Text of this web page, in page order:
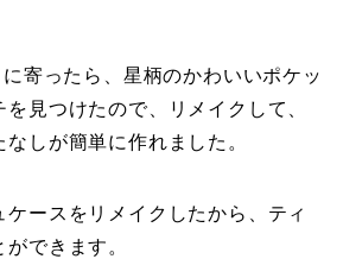
寄ったら、星柄のかわいいポケッ
を見つけたので、リメイクして、
しが簡単に作れました。
ケースをリメイクしたから、ティ
できます。